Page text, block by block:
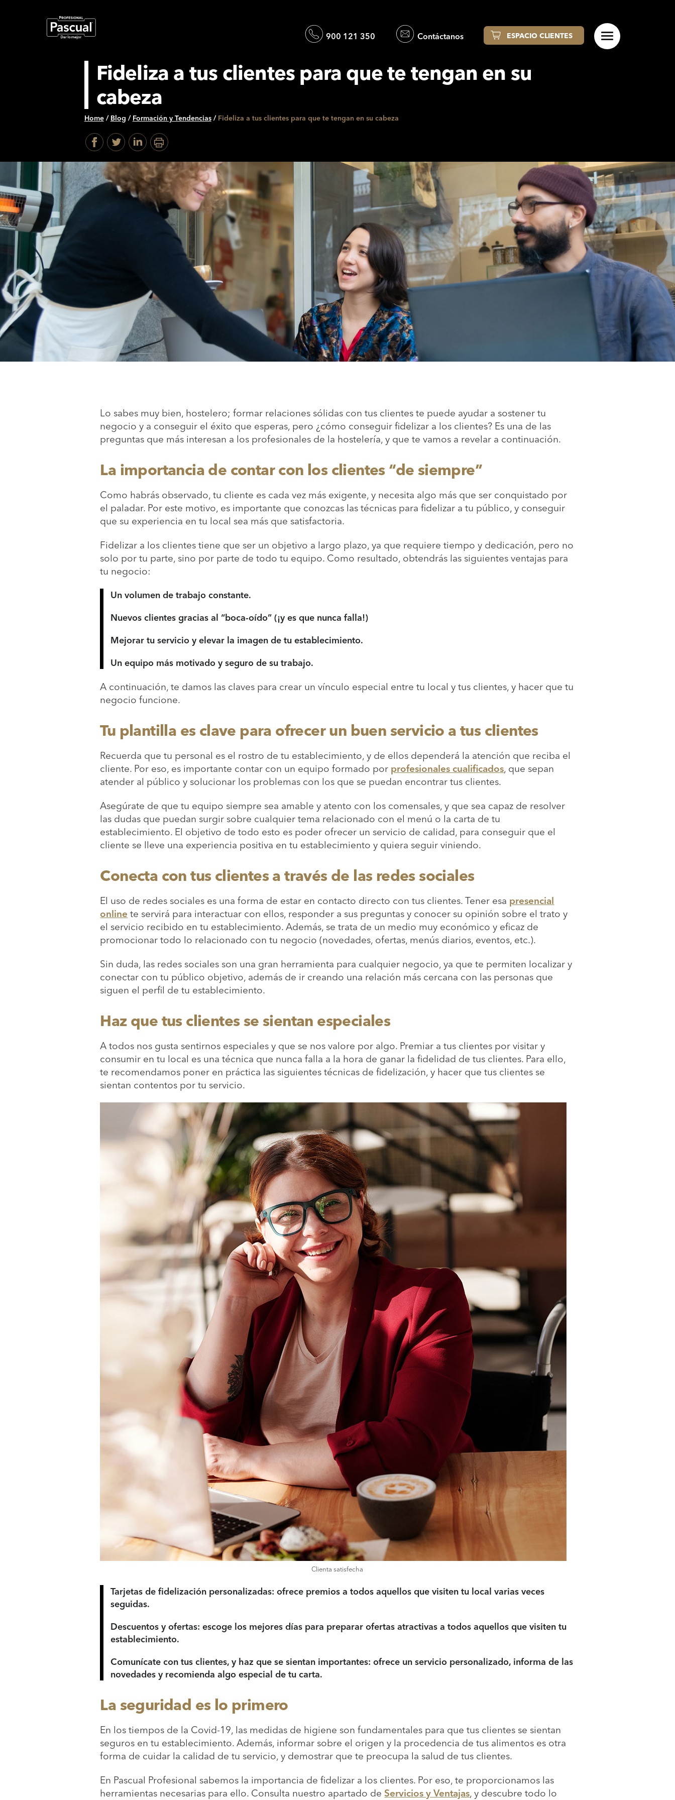
900 121 350 Contáctanos ESPACIO CLIENTES
Fideliza a tus clientes para que te tengan en su
cabeza
Home/ Blog / Formación y Tendencias/ Fideliza a tus clientes para que te tengan en su cabeza
Lo sabes muy bien, hostelero; formar relaciones sólidas con tus clientes te puede ayudar a sostener tu
negocio y a conseguir el éxito que esperas, pero ¿cómo conseguir fidelizar a los clientes? Es una de las
preguntas que más interesan a los profesionales de la hostelería, y que te vamos a revelar a continuación.
La importancia de contar con los clientes “de siempre”
Como habrás observado, tu cliente es cada vez más exigente, y necesita algo más que ser conquistado por
el paladar. Por este motivo, es importante que conozcas las técnicas para fidelizar a tu público, y conseguir
que su experiencia en tu local sea más que satisfactoria.
Fidelizar a los clientes tiene que ser un objetivo a largo plazo, ya que requiere tiempo y dedicación, pero no
solo por tu parte, sino por parte de todo tu equipo. Como resultado, obtendrás las siguientes ventajas para
tu negocio:
Un volumen de trabajo constante.
Nuevos clientes gracias al “boca-oído” (¡y es que nunca falla!)
Mejorar tu servicio y elevar la imagen de tu establecimiento.
Un equipo más motivado y seguro de su trabajo.
A continuación, te damos las claves para crear un vínculo especial entre tu local y tus clientes, y hacer que tu
negocio funcione.
Tu plantilla es clave para ofrecer un buen servicio a tus clientes
Recuerda que tu personal es el rostro de tu establecimiento, y de ellos dependerá la atención que reciba el
cliente. Por eso, es importante contar con un equipo formado por profesionales cualificados, que sepan
atender al público y solucionar los problemas con los que se puedan encontrar tus clientes.
Asegúrate de que tu equipo siempre sea amable y atento con los comensales, y que sea capaz de resolver
las dudas que puedan surgir sobre cualquier tema relacionado con el menú o la carta de tu
establecimiento. El objetivo de todo esto es poder ofrecer un servicio de calidad, para conseguir que el
cliente se lleve una experiencia positiva en tu establecimiento y quiera seguir viniendo.
Conecta con tus clientes a través de las redes sociales
El uso de redes sociales es una forma de estar en contacto directo con tus clientes. Tener esa presencial
online te servirá para interactuar con ellos, responder a sus preguntas y conocer su opinión sobre el trato y
el servicio recibido en tu establecimiento. Además, se trata de un medio muy económico y eficaz de
promocionar todo lo relacionado con tu negocio (novedades, ofertas, menús diarios, eventos, etc.).
Sin duda, las redes sociales son una gran herramienta para cualquier negocio, ya que te permiten localizar y
conectar con tu público objetivo, además de ir creando una relación más cercana con las personas que
siguen el perfil de tu establecimiento.
Haz que tus clientes se sientan especiales
A todos nos gusta sentirnos especiales y que se nos valore por algo. Premiar a tus clientes por visitar y
consumir en tu local es una técnica que nunca falla a la hora de ganar la fidelidad de tus clientes. Para ello,
te recomendamos poner en práctica las siguientes técnicas de fidelización, y hacer que tus clientes se
sientan contentos por tu servicio.
Clienta satisfecha
Tarjetas de fidelización personalizadas: ofrece premios a todos aquellos que visiten tu local varias veces
seguidas.
Descuentos y ofertas: escoge los mejores días para preparar ofertas atractivas a todos aquellos que visiten tu
establecimiento.
Comunícate con tus clientes, y haz que se sientan importantes: ofrece un servicio personalizado, informa de las
novedades y recomienda algo especial de tu carta.
La seguridad es lo primero
En los tiempos de la Covid-19, las medidas de higiene son fundamentales para que tus clientes se sientan
seguros en tu establecimiento. Además, informar sobre el origen y la procedencia de tus alimentos es otra
forma de cuidar la calidad de tu servicio, y demostrar que te preocupa la salud de tus clientes.
En Pascual Profesional sabemos la importancia de fidelizar a los clientes. Por eso, te proporcionamos las
herramientas necesarias para ello. Consulta nuestro apartado deServicios y Ventajas, y descubre todo lo